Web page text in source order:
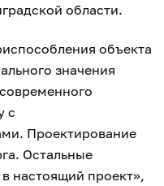
области.
объекта
значения
с
Проектирование
Остальные
настоящий проект»,